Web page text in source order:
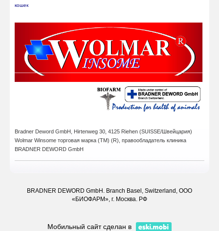
кошек
Bradner Deword GmbH, Hirtenweg 30, 4125 Riehen (SUISSE/Швейцария)
Wolmar Winsome торговая марка (ТМ) (R), правообладатель клиника
BRADNER DEWORD GmbH
BRADNER DEWORD GmbH. Branch Basel, Switzerland, ООО
«БИОФАРМ», г. Москва. РФ
Мобильный сайт сделан в